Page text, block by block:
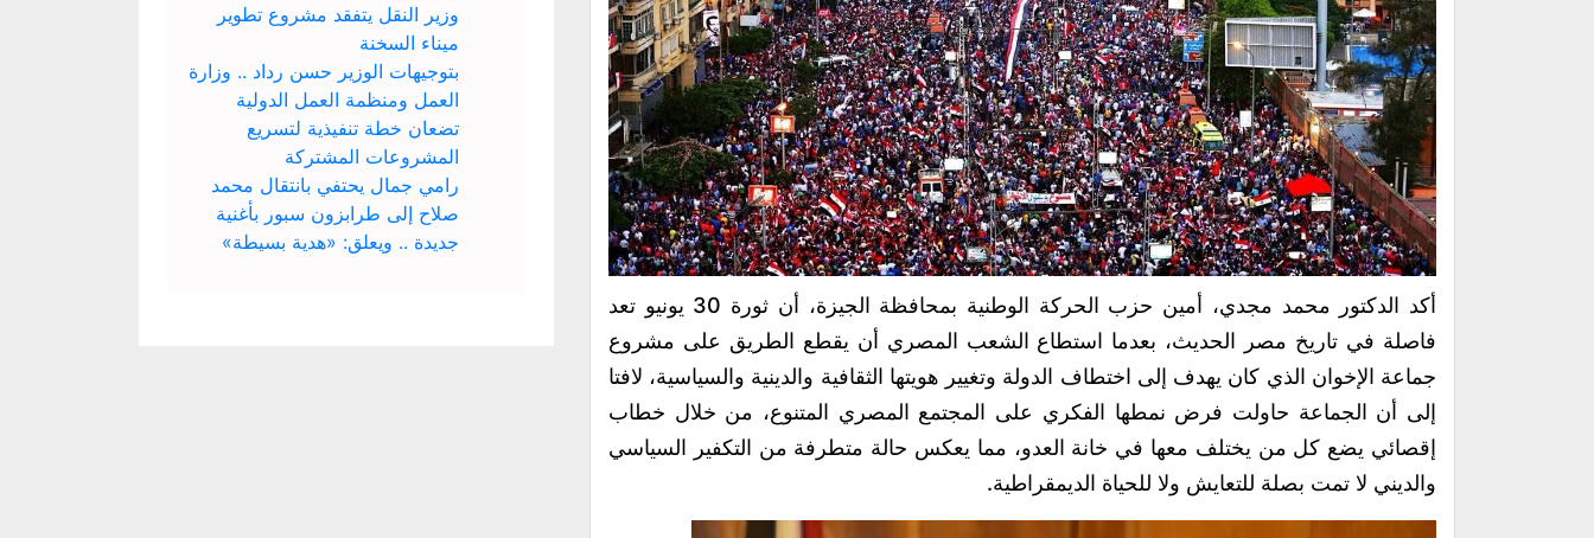
أكد الدكتور محمد مجدي، أمين حزب الحركة الوطنية بمحافظة الجيزة، أن ثورة 30 يونيو تعد
فاصلة في تاريخ مصر الحديث، بعدما استطاع الشعب المصري أن يقطع الطريق على مشروع
جماعة الإخوان الذي كان يهدف إلى اختطاف الدولة وتغيير هويتها الثقافية والدينية والسياسية، لافتا
إلى أن الجماعة حاولت فرض نمطها الفكري على المجتمع المصري المتنوع، من خلال خطاب
إقصائي يضع كل من يختلف معها في خانة العدو، مما يعكس حالة متطرفة من التكفير السياسي
والديني لا تمت بصلة للتعايش ولا للحياة الديمقراطية.
وزير النقل يتفقد مشروع تطوير
ميناء السخنة
بتوجيهات الوزير حسن رداد .. وزارة
العمل ومنظمة العمل الدولية
تضعان خطة تنفيذية لتسريع
المشروعات المشتركة
رامي جمال يحتفي بانتقال محمد
صلاح إلى طرابزون سبور بأغنية
جديدة .. ويعلق: «هدية بسيطة»